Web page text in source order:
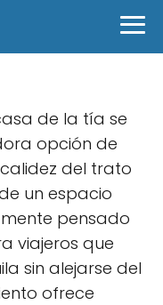
de la tía se
opción de
del trato
un espacio
pensado
viajeros que
sin alejarse del
ofrece